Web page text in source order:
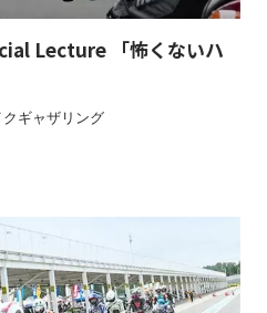
Lecture 「怖くないハ
クギャザリング